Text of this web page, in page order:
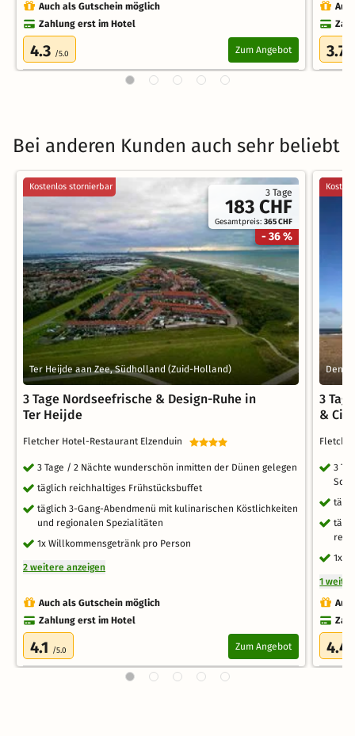
Auch als Gutschein möglich
Zahlung erst im Hotel
4.3 /5.0 Zum Angebot 3.7
Bei anderen Kunden auch sehr beliebt
3 Tage
183 CHF
Gesamtpreis:365 CHF
- 36 %
Kostenlos stornierbar
Ter Heijde aan Zee, Südholland (Zuid-Holland)
3 Tage Nordseefrische & Design-Ruhe in
Ter Heijde
Fletcher Hotel-Restaurant Elzenduin
3 Tage / 2 Nächte wunderschön inmitten der Dünen gelegen
täglich reichhaltiges Frühstücksbuffet
täglich 3-Gang-Abendmenü mit kulinarischen Köstlichkeiten
und regionalen Spezialitäten
1x Willkommensgetränk pro Person
2 weitere anzeigen
Auch als Gutschein möglich
Zahlung erst im Hotel
4.1 /5.0 Zum Angebot
Den
3
&
3
1x
1
4.4